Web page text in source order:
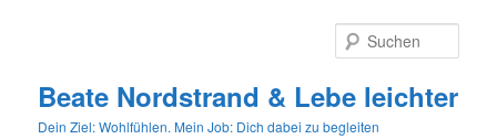
Beate Nordstrand & Lebe leichter
Dein Ziel: Wohlfühlen. Mein Job: Dich dabei zu begleiten